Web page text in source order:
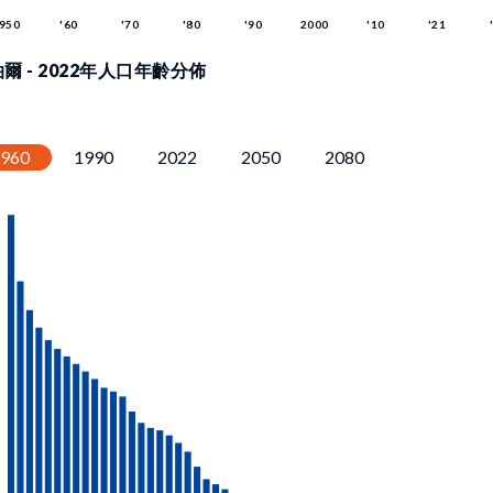
爾 - 2022年人口年齡分佈
1990 2022 2050 2080